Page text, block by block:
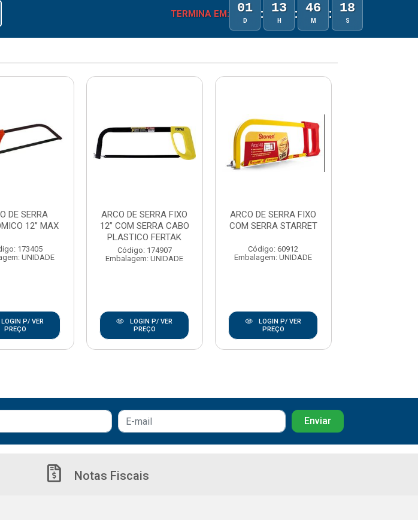
TERMINA EM: 01
D : 13
H : 46
M : 18
S
DE SERRA
12” MAX
173405
UNIDADE
LOGIN P/ VER
PREÇO
ARCO DE SERRA FIXO
12” COM SERRA CABO
PLASTICO FERTAK
Código: 174907
Embalagem: UNIDADE
LOGIN P/ VER
PREÇO
ARCO DE SERRA FIXO
COM SERRA STARRET
Código: 60912
Embalagem: UNIDADE
LOGIN P/ VER
PREÇO
Notas Fiscais